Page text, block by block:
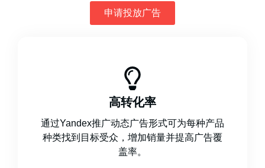
申请投放广告
高转化率
通过Yandex推广动态广告形式可为每种产品
种类找到目标受众，增加销量并提高广告覆
盖率。